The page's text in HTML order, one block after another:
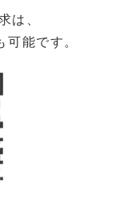
は、
能です。